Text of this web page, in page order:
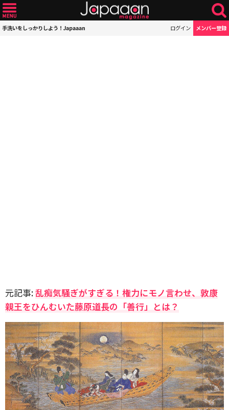
手洗いをしっかりしよう！Japaaan ログイン メンバー登録
元記事:乱痴気騒ぎがすぎる！権力にモノ言わせ、敦康
親王をひんむいた藤原道長の「善行」とは？